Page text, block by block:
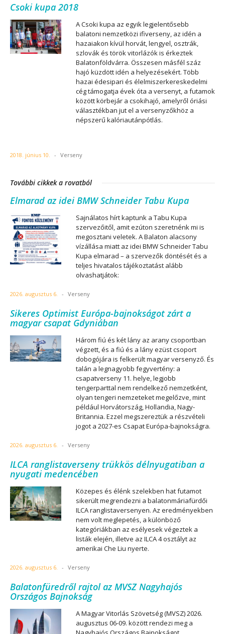
Csoki kupa 2018
A Csoki kupa az egyik legjelentősebb
balatoni nemzetközi ifiverseny, az idén a
hazaiakon kívül horvát, lengyel, osztrák,
szlovák és török vitorlázók is érkeztek
Balatonföldvárra. Összesen másfél száz
hajó küzdött idén a helyezésekért. Több
hazai édesipari és élelmiszerkereskedelmi
cég támogatja évek óta a versenyt, a futamok
között körbejár a csokihajó, amelyről óriási
választékban jut el a versenyzőkhöz a
népszerű kalóriautánpótlás.
2018. június 10. - Verseny
További cikkek a rovatból
Elmarad az idei BMW Schneider Tabu Kupa
Sajnálatos hírt kaptunk a Tabu Kupa
szervezőitől, amit ezúton szeretnénk mi is
megosztani veletek. A Balaton alacsony
vízállása miatt az idei BMW Schneider Tabu
Kupa elmarad – a szervezők döntését és a
teljes hivatalos tájékoztatást alább
olvashatjátok:
2026. augusztus 6. - Verseny
Sikeres Optimist Európa-bajnokságot zárt a
magyar csapat Gdyniában
Három fiú és két lány az arany csoportban
végzett, és a fiú és a lány ezüst csoport
dobogójára is felkerült magyar versenyző. És
talán a legnagyobb fegyvertény: a
csapatverseny 11. helye, legjobb
tengerparttal nem rendelkező nemzetként,
olyan tengeri nemzeteket megelőzve, mint
például Horvátország, Hollandia, Nagy-
Britannia. Ezzel megszereztük a részvételi
jogot a 2027-es Csapat Európa-bajnokságra.
2026. augusztus 6. - Verseny
ILCA ranglistaverseny trükkös délnyugatiban a
nyugati medencében
Közepes és élénk szelekben hat futamot
sikerült megrendezni a balatonmáriafürdői
ILCA ranglistaversenyen. Az eredményekben
nem volt meglepetés, a különböző
kategóriákban az esélyesek végeztek a
listák elején, illetve az ILCA 4 osztályt az
amerikai Che Liu nyerte.
2026. augusztus 6. - Verseny
Balatonfüredről rajtol az MVSZ Nagyhajós
Országos Bajnokság
A Magyar Vitorlás Szövetség (MVSZ) 2026.
augusztus 06-09. között rendezi meg a